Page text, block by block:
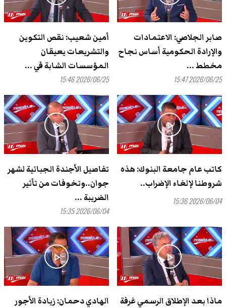
صابر الجلاصي: الاعتمادات
والإرادة الحكومية أساس نجاح
مخطط ...
2026/06/25 15:47
أمين شعيب: نقص التكوين
والتشريعات يعيقان
المؤسسات الشابة في ...
2026/06/25 15:46
play_arrow
كاتب عام جامعة البنوك: هذه
شروطنا لإلغاء الإضراب..
2026/06/04 15:36
play_arrow
تفاصيل الأجندة الجبائية لشهر
جوان..وتخوفات من تأثير
الضريبة ...
2026/06/04 15:35
play_arrow
ماذا بعد الإطلاق الرسمي غرفة
play_arrow
الهادي دحمان: زيادة الأجور